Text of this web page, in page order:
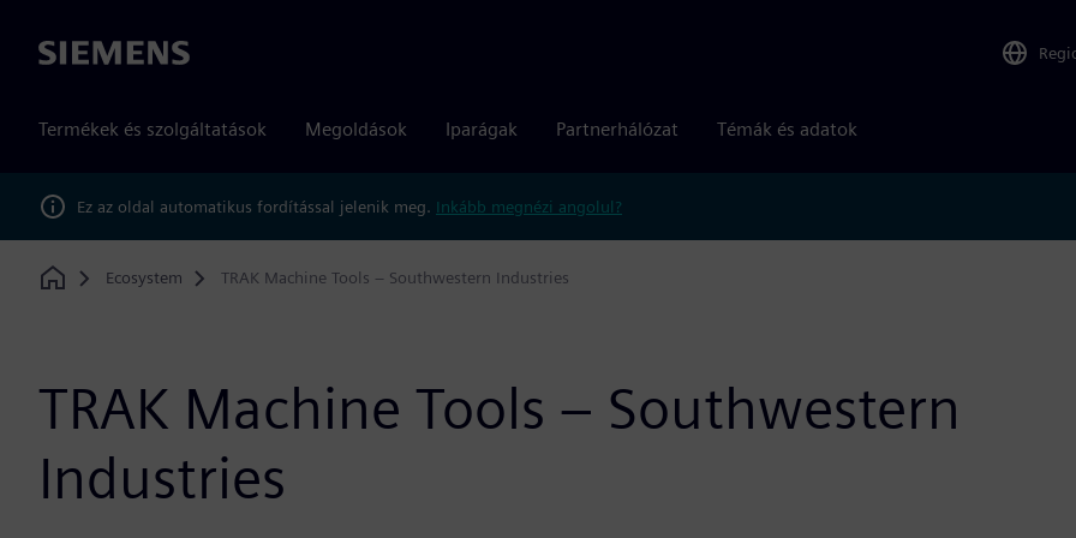
Siemens
Termékek és szolgáltatások Megoldások Iparágak Partnerhálózat Témák és adatok
Ez az oldal automatikus fordítással jelenik meg. Inkább megnézi angolul?
Home
Ecosystem TRAK Machine Tools – Southwestern Industries
TRAK Machine Tools – Southwestern
Industries